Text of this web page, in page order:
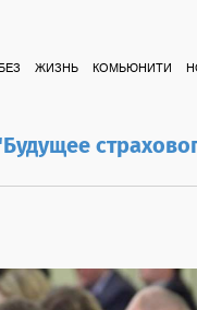
ЖИЗНЬ КОМЬЮНИТИ